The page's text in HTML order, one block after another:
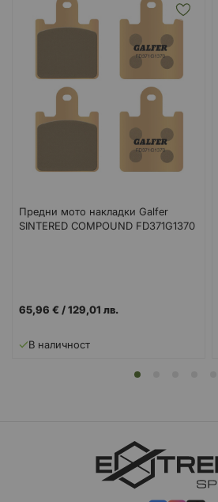
Предни мото накладки Galfer
SINTERED COMPOUND FD371G1370
65,96 € /129,01 лв.
В наличност